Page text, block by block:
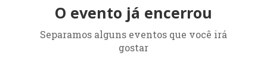
O evento já encerrou
Separamos alguns eventos que você irá
gostar